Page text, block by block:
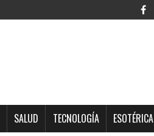
SALUD TECNOLOGÍA ESOTÉRICA